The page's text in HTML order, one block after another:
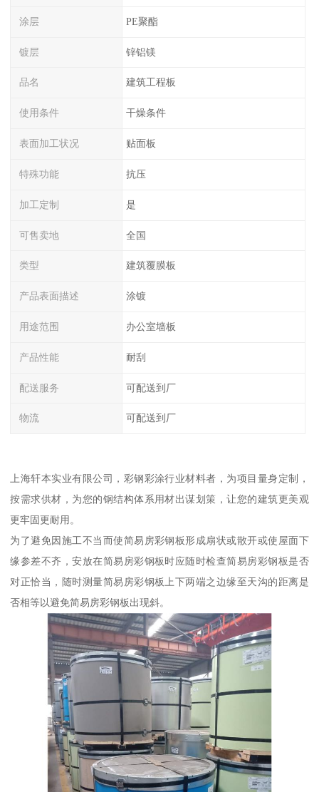
涂层 PE聚酯
镀层 锌铝镁
品名 建筑工程板
使用条件 干燥条件
表面加工状况 贴面板
特殊功能 抗压
加工定制 是
可售卖地 全国
类型 建筑覆膜板
产品表面描述 涂镀
用途范围 办公室墙板
产品性能 耐刮
配送服务 可配送到厂
物流 可配送到厂
上海轩本实业有限公司，彩钢彩涂行业材料者，为项目量身定制，
按需求供材，为您的钢结构体系用材出谋划策，让您的建筑更美观
更牢固更耐用。
为了避免因施工不当而使简易房彩钢板形成扇状或散开或使屋面下
缘参差不齐，安放在简易房彩钢板时应随时检查简易房彩钢板是否
对正恰当，随时测量简易房彩钢板上下两端之边缘至天沟的距离是
否相等以避免简易房彩钢板出现斜。